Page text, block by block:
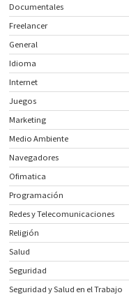
Documentales
Freelancer
General
Idioma
Internet
Juegos
Marketing
Medio Ambiente
Navegadores
Ofimatica
Programación
Redes y Telecomunicaciones
Religión
Salud
Seguridad
Seguridad y Salud en el Trabajo